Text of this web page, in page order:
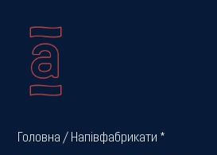
Про
Головна / Напівфабрикати *